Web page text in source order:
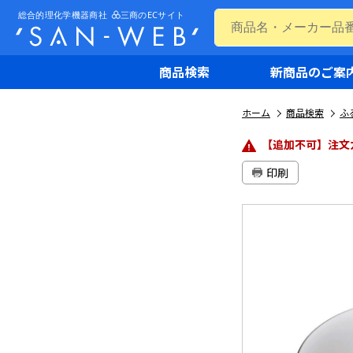
商品検索 新商品のご案
ホーム 商品検索 ふ
【追加不可】注
印刷